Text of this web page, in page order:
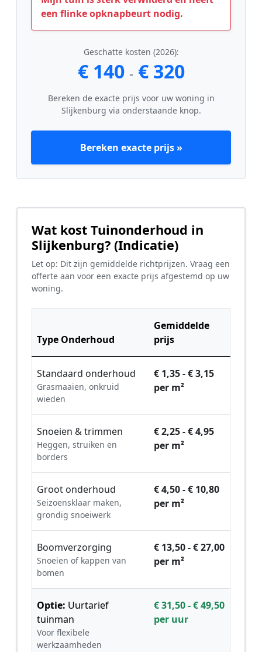
een flinke opknapbeurt nodig.
Geschatte kosten (2026):
€ 140 - € 320
Bereken de exacte prijs voor uw woning in
Slijkenburg via onderstaande knop.
Bereken exacte prijs »
Wat kost Tuinonderhoud in
Slijkenburg? (Indicatie)
Let op: Dit zijn gemiddelde richtprijzen. Vraag een
offerte aan voor een exacte prijs afgestemd op uw
woning.
Type Onderhoud
Gemiddelde
prijs
Standaard onderhoud
Grasmaaien, onkruid
wieden
€ 1,35 - € 3,15
per m²
Snoeien & trimmen
Heggen, struiken en
borders
€ 2,25 - € 4,95
per m²
Groot onderhoud
Seizoensklaar maken,
grondig snoeiwerk
€ 4,50 - € 10,80
per m²
Boomverzorging
Snoeien of kappen van
bomen
€ 13,50 - € 27,00
per m²
Optie: Uurtarief
tuinman
Voor flexibele
werkzaamheden
€ 31,50 - € 49,50
per uur